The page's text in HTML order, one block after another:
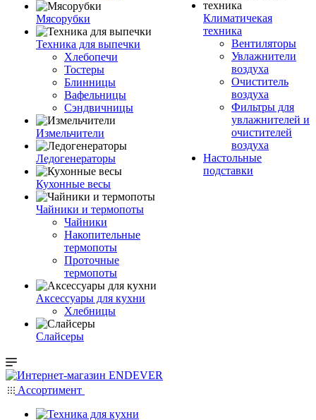
Мясорубки
Техника для выпечки
Хлебопечи
Тостеры
Блинницы
Вафельницы
Сэндвичницы
Измельчители
Ледогенераторы
Кухонные весы
Чайники и термопоты
Чайники
Накопительные
термопоты
Проточные
термопоты
Аксессуары для кухни
Хлебницы
Слайсеры
Климатичекая
техника
Вентиляторы
Увлажнители
воздуха
Очиститель
воздуха
Фильтры для
увлажнителей и
очистителей
воздуха
Настольные
подставки
Ассортимент